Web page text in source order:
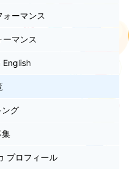
ーマンス
マンス
English
グ
集
プロフィール